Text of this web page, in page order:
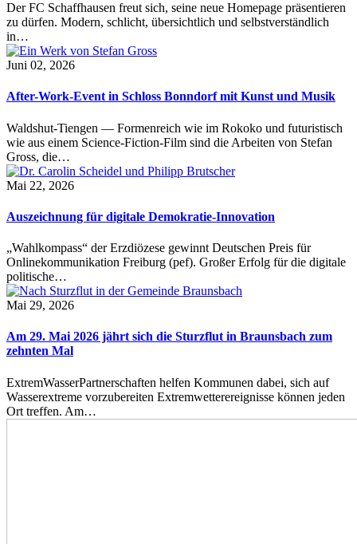
Der FC Schaffhausen freut sich, seine neue Homepage präsentieren
zu dürfen. Modern, schlicht, übersichtlich und selbstverständlich
in…
Juni 02, 2026
After-Work-Event in Schloss Bonndorf mit Kunst und Musik
Waldshut-Tiengen — Formenreich wie im Rokoko und futuristisch
wie aus einem Science-Fiction-Film sind die Arbeiten von Stefan
Gross, die…
Mai 22, 2026
Auszeichnung für digitale Demokratie-Innovation
„Wahlkompass“ der Erzdiözese gewinnt Deutschen Preis für
Onlinekommunikation Freiburg (pef). Großer Erfolg für die digitale
politische…
Mai 29, 2026
Am 29. Mai 2026 jährt sich die Sturzflut in Braunsbach zum
zehnten Mal
ExtremWasserPartnerschaften helfen Kommunen dabei, sich auf
Wasserextreme vorzubereiten Extremwetterereignisse können jeden
Ort treffen. Am…